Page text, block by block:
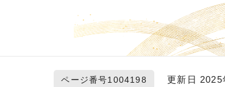
ページ番号1004198 更新日 2025